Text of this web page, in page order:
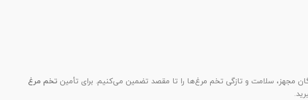
مجهز، سلامت و تازگی تخم مرغ‌ها را تا مقصد تضمین می‌کنیم. برای تأمین تخم مرغ